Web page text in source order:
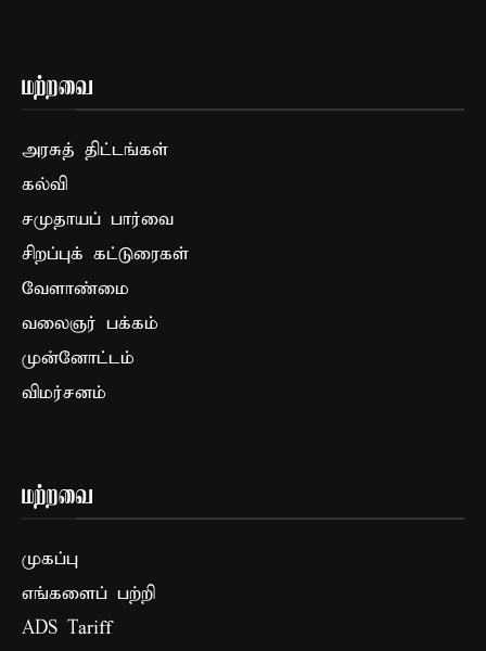
மற்றவை
அரசுத் திட்டங்கள்
கல்வி
சமுதாயப் பார்வை
சிறப்புக் கட்டுரைகள்
வேளாண்மை
வலைஞர் பக்கம்
முன்னோட்டம்
விமர்சனம்
மற்றவை
முகப்பு
எங்களைப் பற்றி
ADS Tariff